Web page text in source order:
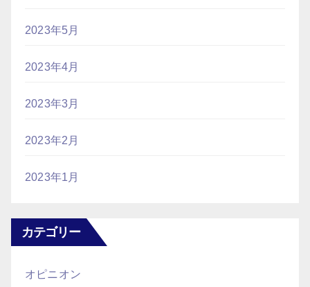
2023年5月
2023年4月
2023年3月
2023年2月
2023年1月
カテゴリー
オピニオン